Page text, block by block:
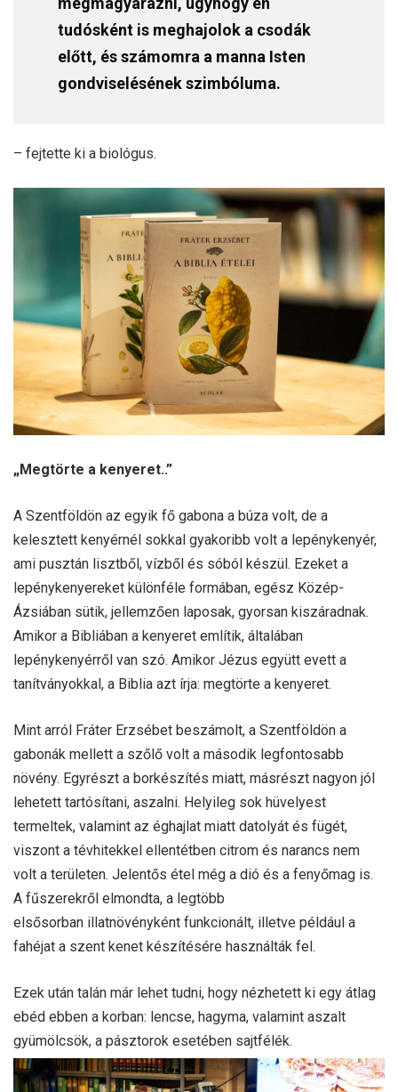
tudósként is meghajolok a csodák
előtt, és számomra a manna Isten
gondviselésének szimbóluma.
– fejtette ki a biológus.
„Megtörte a kenyeret..”
A Szentföldön az egyik fő gabona a búza volt, de a
kelesztett kenyérnél sokkal gyakoribb volt a lepénykenyér,
ami pusztán lisztből, vízből és sóból készül. Ezeket a
lepénykenyereket különféle formában, egész Közép-
Ázsiában sütik, jellemzően laposak, gyorsan kiszáradnak.
Amikor a Bibliában a kenyeret említik, általában
lepénykenyérről van szó. Amikor Jézus együtt evett a
tanítványokkal, a Biblia azt írja: megtörte a kenyeret.
Mint arról Fráter Erzsébet beszámolt, a Szentföldön a
gabonák mellett a szőlő volt a második legfontosabb
növény. Egyrészt a borkészítés miatt, másrészt nagyon jól
lehetett tartósítani, aszalni. Helyileg sok hüvelyest
termeltek, valamint az éghajlat miatt datolyát és fügét,
viszont a tévhitekkel ellentétben citrom és narancs nem
volt a területen. Jelentős étel még a dió és a fenyőmag is.
A fűszerekről elmondta, a legtöbb
elsősorban illatnövényként funkcionált, illetve például a
fahéjat a szent kenet készítésére használták fel.
Ezek után talán már lehet tudni, hogy nézhetett ki egy átlag
ebéd ebben a korban: lencse, hagyma, valamint aszalt
gyümölcsök, a pásztorok esetében sajtfélék.